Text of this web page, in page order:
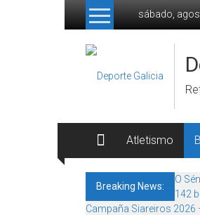
Skip to content
sábado,
Atletismo
Breaking News:
O
142
Campaña Siareiros 2026